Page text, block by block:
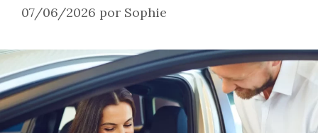
07/06/2026 por Sophie